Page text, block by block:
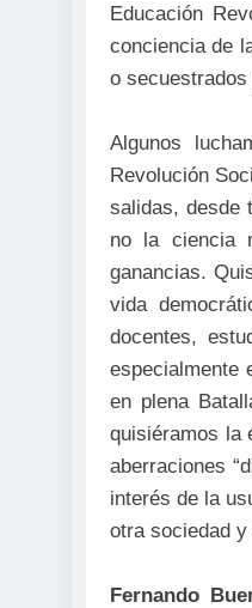
Educación
conciencia de
o
Algunos
Revolución
salidas, desde
no la ciencia
ganancias.
vida
docentes,
especialmente
en plena
quisiéramos la
aberraciones
interés de la
otra sociedad
Fernando